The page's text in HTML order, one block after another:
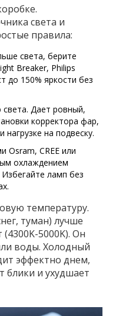
света и
правила:
света, берите
Breaker, Philips
до 150% яркости без
света. Дает ровный,
корректора фар,
на подвеску.
Osram, CREE или
охлаждением
ламп без
температуру.
туман) лучше
5000K). Он
воды. Холодный
эффектно днем,
блики и ухудшает